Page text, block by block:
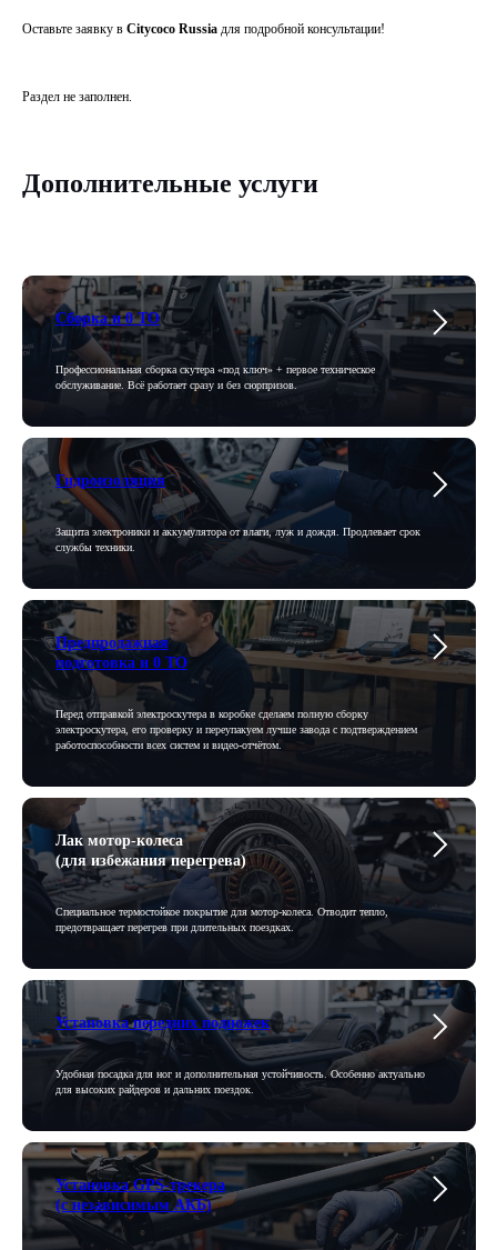
Оставьте заявку в Citycoco Russia для подробной консультации!
Раздел не заполнен.
Дополнительные услуги
Сборка и 0 ТО
Профессиональная сборка скутера «под ключ» + первое техническое
обслуживание. Всё работает сразу и без сюрпризов.
Гидроизоляция
Защита электроники и аккумулятора от влаги, луж и дождя. Продлевает срок
службы техники.
Предпродажная
подготовка и 0 ТО
Перед отправкой электроскутера в коробке сделаем полную сборку
электроскутера, его проверку и переупакуем лучше завода с подтверждением
работоспособности всех систем и видео-отчётом.
Лак мотор-колеса
(для избежания перегрева)
Специальное термостойкое покрытие для мотор-колеса. Отводит тепло,
предотвращает перегрев при длительных поездках.
Установка передних подножек
Удобная посадка для ног и дополнительная устойчивость. Особенно актуально
для высоких райдеров и дальних поездок.
Установка GPS-трекера
(с независимым АКБ)